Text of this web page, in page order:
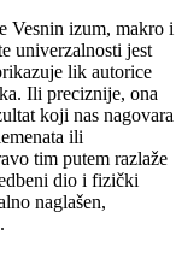
Vesnin izum, makro i
univerzalnosti jest
lik autorice
Ili preciznije, ona
koji nas nagovara
ili
tim putem razlaže
dio i fizički
naglašen,